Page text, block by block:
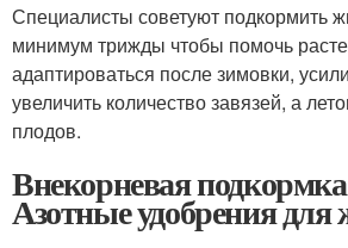
Специалисты советуют подкормить
минимум трижды чтобы помочь
адаптироваться после зимовки,
увеличить количество завязей, а
плодов.
Внекорневая
Азотные удобрения